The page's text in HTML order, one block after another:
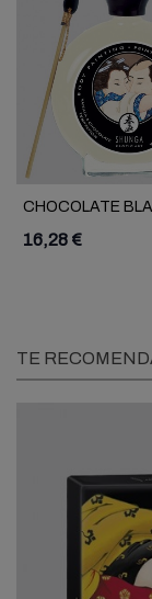
CHOCOLATE
SHUNGA
16,28 €
TE